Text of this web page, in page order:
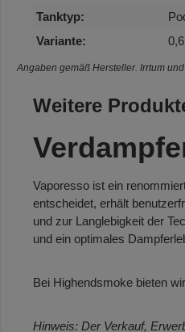
Tanktyp:
Variante:
Angaben gemäß Hersteller. Irrtum
Weitere
Vaporesso ist ein
entscheidet, erhält
und zur Langlebigkeit der
und ein optimales
Bei Highendsmoke bieten
Hinweis: Der Verkauf,